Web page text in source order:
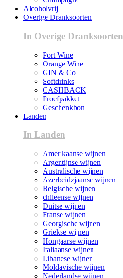
Alcoholvrij
Overige Dranksoorten
In Overige Dranksoorten
Port Wine
Orange Wine
GIN & Co
Softdrinks
CASHBACK
Proefpakket
Geschenkbon
Landen
In Landen
Amerikaanse wijnen
Argentijnse wijnen
Australische wijnen
Azerbeidzjaanse wijnen
Belgische wijnen
chileense wijnen
Duitse wijnen
Franse wijnen
Georgische wijnen
Griekse wijnen
Hongaarse wijnen
Italiaanse wijnen
Libanese wijnen
Moldavische wijnen
Nederlandse wijnen